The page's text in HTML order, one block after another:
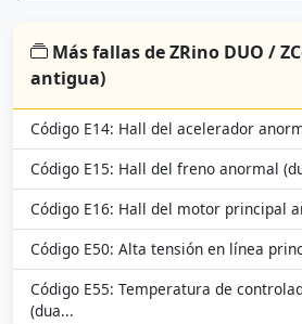
Más fallas de ZRino DUO /
antigua)
Código E14: Hall del acelerador
Código E15: Hall del freno anormal
Código E16: Hall del motor principal
Código E50: Alta tensión en línea
Código E55: Temperatura de
(dua...